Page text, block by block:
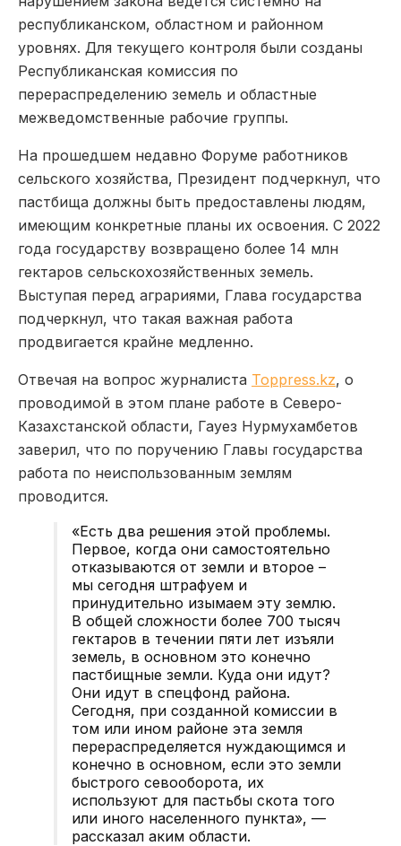
республиканском, областном и районном
уровнях. Для текущего контроля были созданы
Республиканская комиссия по
перераспределению земель и областные
межведомственные рабочие группы.
На прошедшем недавно Форуме работников
сельского хозяйства, Президент подчеркнул, что
пастбища должны быть предоставлены людям,
имеющим конкретные планы их освоения. С 2022
года государству возвращено более 14 млн
гектаров сельскохозяйственных земель.
Выступая перед аграриями, Глава государства
подчеркнул, что такая важная работа
продвигается крайне медленно.
Отвечая на вопрос журналиста Toppress.kz, о
проводимой в этом плане работе в Северо-
Казахстанской области, Гауез Нурмухамбетов
заверил, что по поручению Главы государства
работа по неиспользованным землям
проводится.
«Есть два решения этой проблемы.
Первое, когда они самостоятельно
отказываются от земли и второе –
мы сегодня штрафуем и
принудительно изымаем эту землю.
В общей сложности более 700 тысяч
гектаров в течении пяти лет изъяли
земель, в основном это конечно
пастбищные земли. Куда они идут?
Они идут в спецфонд района.
Сегодня, при созданной комиссии в
том или ином районе эта земля
перераспределяется нуждающимся и
конечно в основном, если это земли
быстрого севооборота, их
используют для пастьбы скота того
или иного населенного пункта», —
рассказал аким области.